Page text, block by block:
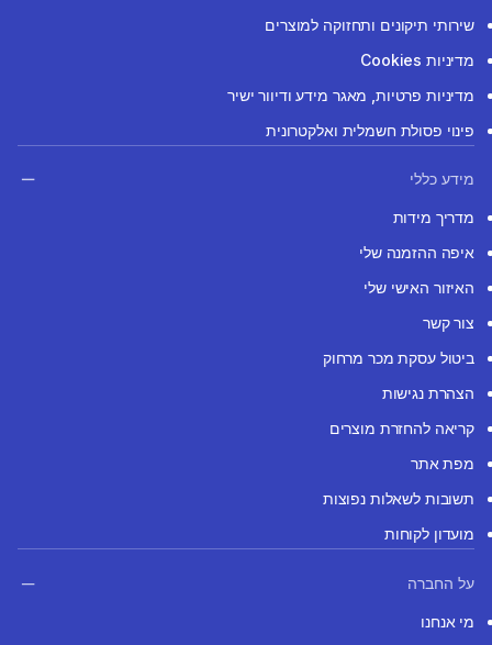
שירותי תיקונים ותחזוקה למוצרים
מדיניות Cookies
מדיניות פרטיות, מאגר מידע ודיוור ישיר
פינוי פסולת חשמלית ואלקטרונית
מידע כללי
מדריך מידות
איפה ההזמנה שלי
האיזור האישי שלי
צור קשר
ביטול עסקת מכר מרחוק
הצהרת נגישות
קריאה להחזרת מוצרים
מפת אתר
תשובות לשאלות נפוצות
מועדון לקוחות
על החברה
מי אנחנו